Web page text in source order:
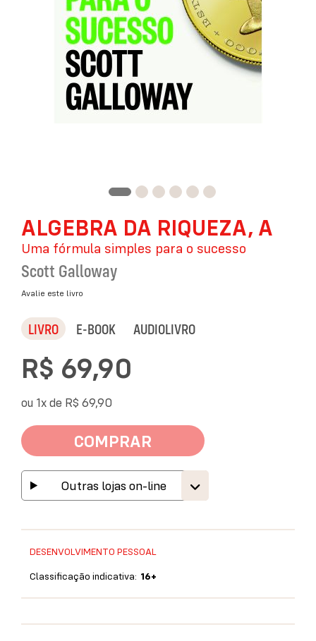
Galeria
ALGEBRA DA RIQUEZA, A
Uma fórmula simples para o sucesso
Scott Galloway
Avalie este livro
LIVRO E-BOOK AUDIOLIVRO
COMPRAR
R$ 69,90
ou 1x de R$ 69,90
Outras lojas on-line
DESENVOLVIMENTO PESSOAL
Classificação indicativa: 16+